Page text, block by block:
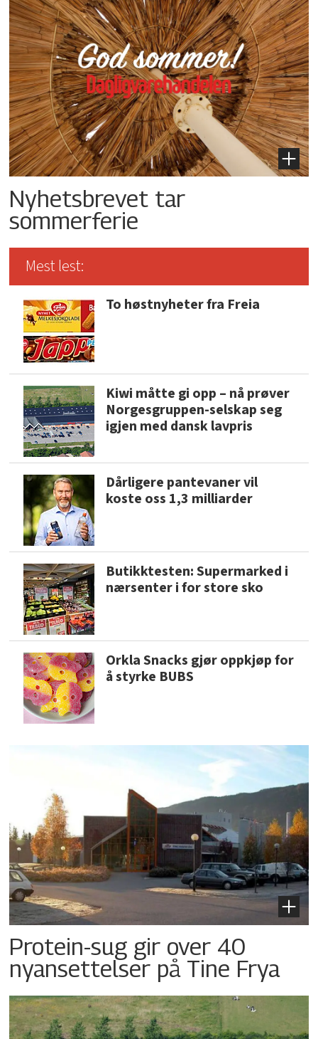
Nyhetsbrevet tar
sommerferie
Mest lest:
To høstnyheter fra Freia
Kiwi måtte gi opp – nå prøver
Norgesgruppen-selskap seg
igjen med dansk lavpris
Dårligere pantevaner vil
koste oss 1,3 milliarder
Butikktesten: Supermarked i
nærsenter i for store sko
Orkla Snacks gjør oppkjøp for
å styrke BUBS
Protein-sug gir over 40
nyansettelser på Tine Frya